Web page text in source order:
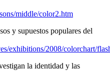
middle/color2.htm
y supuestos populares del
exhibitions/2008/colorchart/
la identidad y las